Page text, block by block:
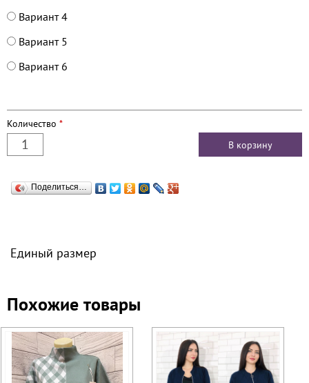
Вариант 4
Вариант 5
Вариант 6
Количество *
Поделиться…
Единый размер
Похожие товары